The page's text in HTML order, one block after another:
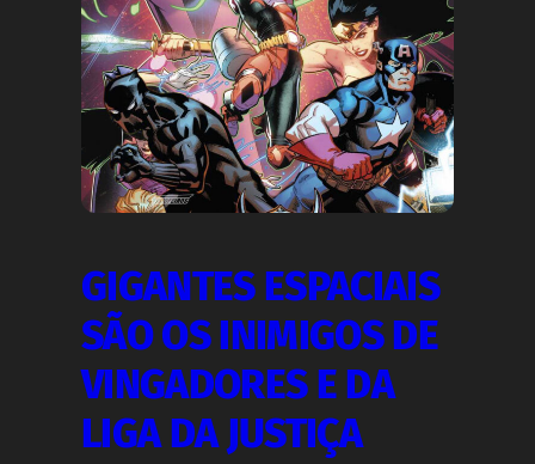
GIGANTES ESPACIAIS
SÃO OS INIMIGOS DE
VINGADORES E DA
LIGA DA JUSTIÇA